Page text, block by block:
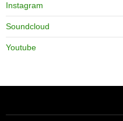
Instagram
Soundcloud
Youtube